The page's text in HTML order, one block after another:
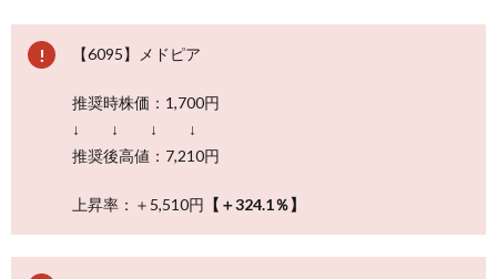
【6095】メドピア
推奨時株価：1,700円
↓ ↓ ↓ ↓
推奨後高値：7,210円
上昇率：＋5,510円 【＋324.1％】